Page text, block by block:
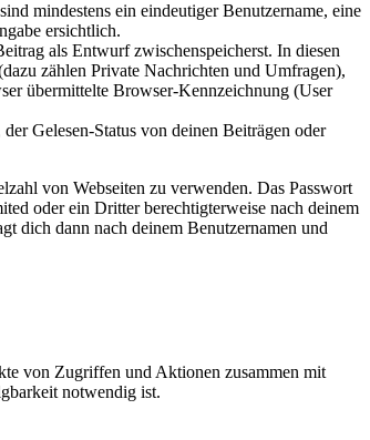
mindestens ein eindeutiger Benutzername, eine
ersichtlich.
als Entwurf zwischenspeicherst. In diesen
zählen Private Nachrichten und Umfragen),
übermittelte Browser-Kennzeichnung (User
Gelesen-Status von deinen Beiträgen oder
von Webseiten zu verwenden. Das Passwort
oder ein Dritter berechtigterweise nach deinem
dich dann nach deinem Benutzernamen und
von Zugriffen und Aktionen zusammen mit
notwendig ist.